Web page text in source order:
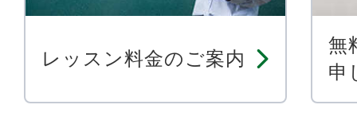
レッスン料金のご案内
無
申